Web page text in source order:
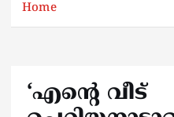
Home
‘എന്റെ വീട്